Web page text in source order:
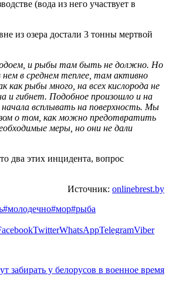
(вода из него участвует в
и рыбы там быть не должно. Но
нем в среднем теплее, там активно
как рыбы много, на всех кислорода не
и гибнет. Подобное произошло и на
всплывать на поверхность. Мы
о том, как можно предотвратить
меры, но они не дали
два этих инцидента, вопрос
Источник: onlinebrest.by
#молодечно#мор#рыба
TwitterWhatsAppTelegramViber
забирать у белорусов в военное время